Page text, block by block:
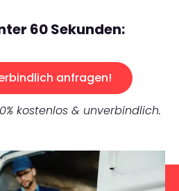
60 Sekunden:
anfragen!
kostenlos & unverbindlich.